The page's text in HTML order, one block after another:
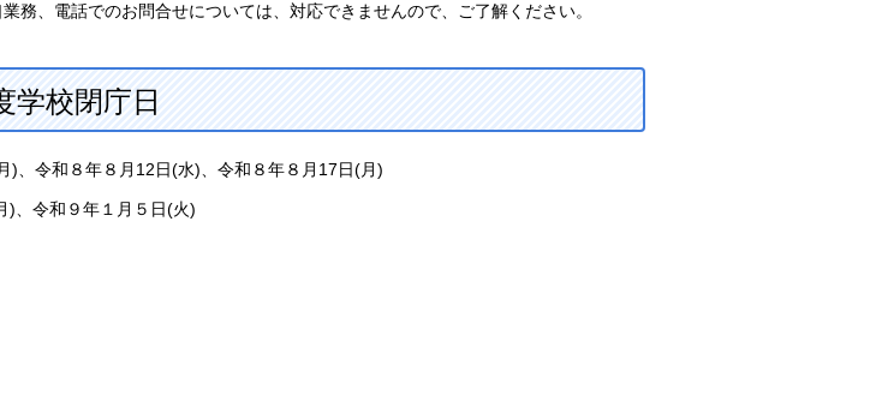
務、電話でのお問合せについては、対応できませんので、ご了解ください。
学校閉庁日
)、令和８年８月12日(水)、令和８年８月17日(月)
)、令和９年１月５日(火)